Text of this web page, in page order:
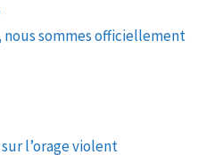
nous sommes officiellement
l’orage violent